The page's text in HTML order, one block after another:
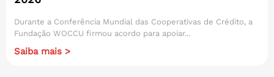
Durante a Conferência Mundial das Cooperativas de Crédito, a
Fundação WOCCU firmou acordo para apoiar...
Saiba mais >